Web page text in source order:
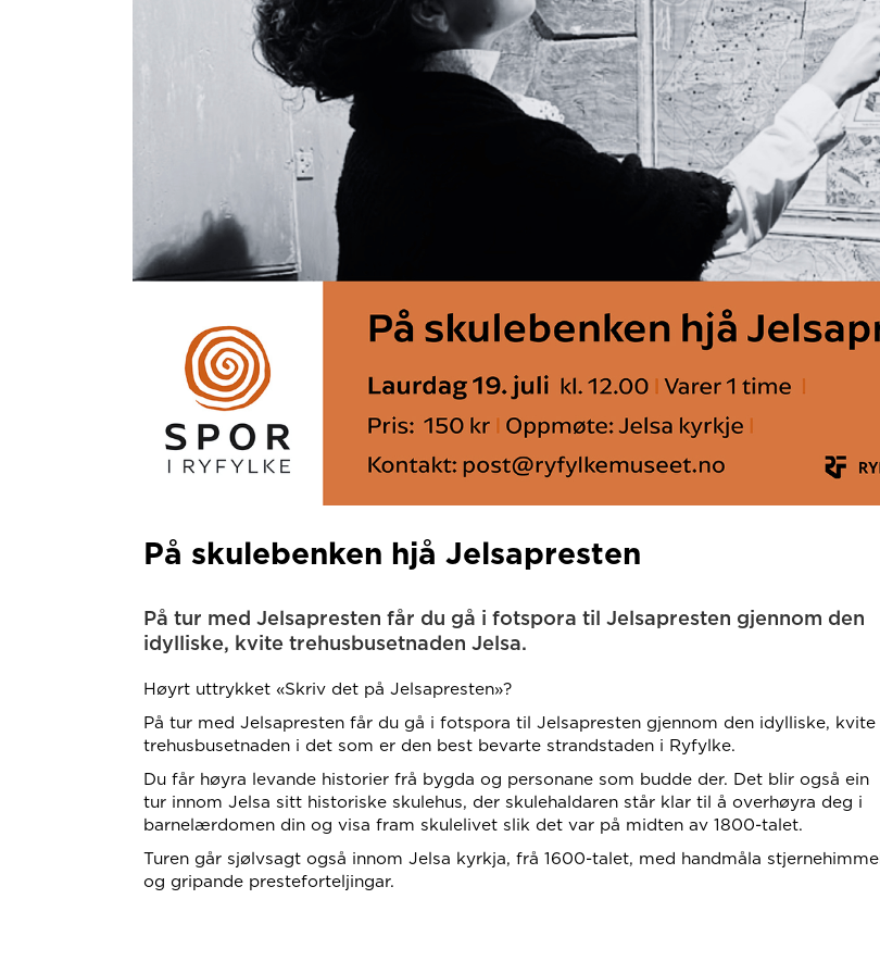
På skulebenken hjå Jelsapresten
På tur med Jelsapresten får du gå i fotspora til Jelsapresten gjennom den
idylliske, kvite trehusbusetnaden Jelsa.
Høyrt uttrykket «Skriv det på Jelsapresten»?
På tur med Jelsapresten får du gå i fotspora til Jelsapresten gjennom den idylliske, kvite
trehusbusetnaden i det som er den best bevarte strandstaden i Ryfylke.
Du får høyra levande historier frå bygda og personane som budde der. Det blir også ein
tur innom Jelsa sitt historiske skulehus, der skulehaldaren står klar til å overhøyra deg i
barnelærdomen din og visa fram skulelivet slik det var på midten av 1800-talet.
Turen går sjølvsagt også innom Jelsa kyrkja, frå 1600-talet, med handmåla stjernehimmel
og gripande presteforteljingar.